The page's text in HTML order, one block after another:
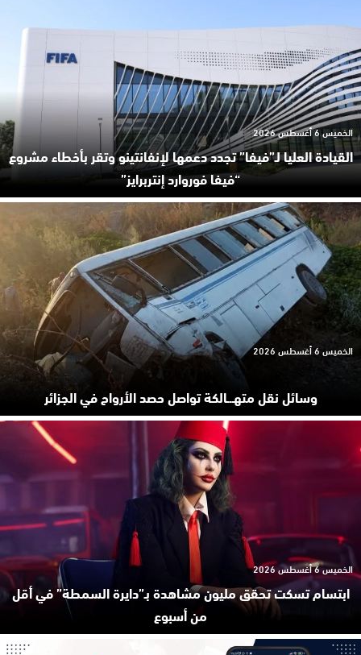
القيادة العليا لـ”فيفا” تجدد دعمها لإنفانتينو وتقر بأخطاء مشروع
“فيفا فوروارد إنتربرايز”
الخميس 6 أغسطس 2026
وسائل نقل متهـ.ـالكة تواصل حصد الأرواح في الجزائر
الخميس 6 أغسطس 2026
ابتسام تسكت تحقق مليون مشاهدة بـ”دايرة السمطة” في أقل
من أسبوع
الخميس 6 أغسطس 2026